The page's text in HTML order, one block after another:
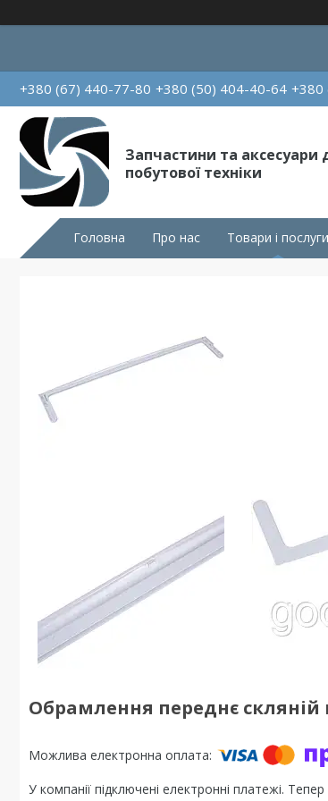
+380 (67) 440-77-80 +380 (50) 404-40-64 +380
Запчастини та аксесуари
побутової техніки
Головна Про нас Товари і послуги
Обрамлення переднє скляній
У компанії підключені електронні платежі.